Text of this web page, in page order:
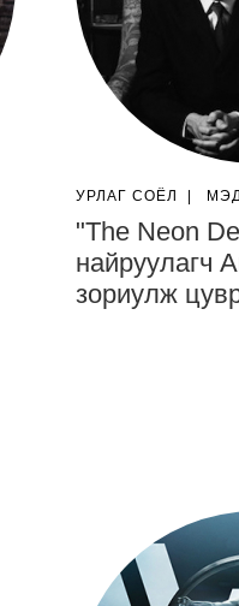
УРЛАГ СОЁЛ
"The Neon
найруулагч
зориулж